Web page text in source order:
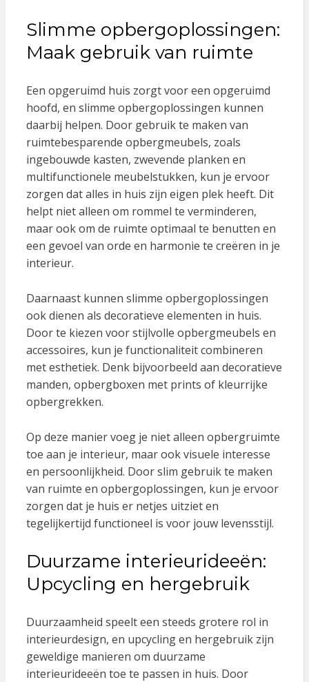
Slimme opbergoplossingen:
Maak gebruik van ruimte
Een opgeruimd huis zorgt voor een opgeruimd
hoofd, en slimme opbergoplossingen kunnen
daarbij helpen. Door gebruik te maken van
ruimtebesparende opbergmeubels, zoals
ingebouwde kasten, zwevende planken en
multifunctionele meubelstukken, kun je ervoor
zorgen dat alles in huis zijn eigen plek heeft. Dit
helpt niet alleen om rommel te verminderen,
maar ook om de ruimte optimaal te benutten en
een gevoel van orde en harmonie te creëren in je
interieur.
Daarnaast kunnen slimme opbergoplossingen
ook dienen als decoratieve elementen in huis.
Door te kiezen voor stijlvolle opbergmeubels en
accessoires, kun je functionaliteit combineren
met esthetiek. Denk bijvoorbeeld aan decoratieve
manden, opbergboxen met prints of kleurrijke
opbergrekken.
Op deze manier voeg je niet alleen opbergruimte
toe aan je interieur, maar ook visuele interesse
en persoonlijkheid. Door slim gebruik te maken
van ruimte en opbergoplossingen, kun je ervoor
zorgen dat je huis er netjes uitziet en
tegelijkertijd functioneel is voor jouw levensstijl.
Duurzame interieurideeën:
Upcycling en hergebruik
Duurzaamheid speelt een steeds grotere rol in
interieurdesign, en upcycling en hergebruik zijn
geweldige manieren om duurzame
interieurideeën toe te passen in huis. Door